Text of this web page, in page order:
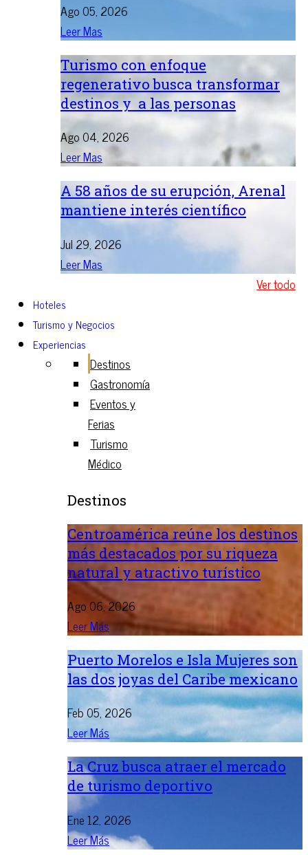
Ago 05, 2026
Leer Mas
Turismo con enfoque
regenerativo busca transformar
destinos y a las personas
Ago 04, 2026
Leer Mas
A 58 años de su erupción, Arenal
mantiene interés científico
Jul 29, 2026
Leer Mas
Ver todo
Hoteles
Turismo y Negocios
Experiencias
Destinos
Gastronomía
Eventos y
Ferias
Turismo
Médico
Destinos
Centroamérica reúne los destinos
más destacados por su riqueza
natural y atractivo turístico
Ago 06, 2026
Leer Más
Puerto Morelos e Isla Mujeres son
las dos joyas del Caribe mexicano
Feb 05, 2026
Leer Más
La Cruz busca atraer el mercado
de turismo deportivo
Ene 12, 2026
Leer Más